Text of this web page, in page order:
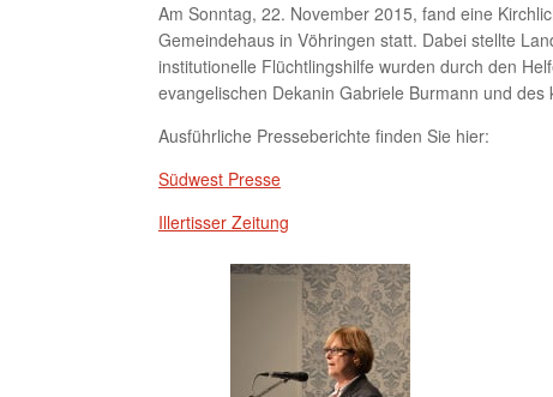
Am Sonntag, 22. November 2015, fand eine
Gemeindehaus in Vöhringen statt. Dabei stellte
institutionelle Flüchtlingshilfe wurden durch den
evangelischen Dekanin Gabriele Burmann und
Ausführliche Presseberichte finden Sie hier:
Südwest Presse
Illertisser Zeitung